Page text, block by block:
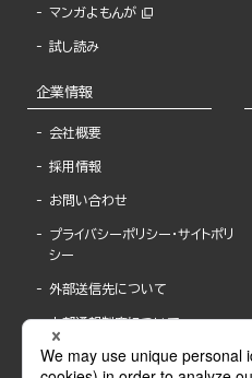
マンガよもんが
試し読み
企業情報
会社概要
採用情報
お問い合わせ
プライバシーポリシー・サイトポリ
シー
外部送信先について
内部通報制度について